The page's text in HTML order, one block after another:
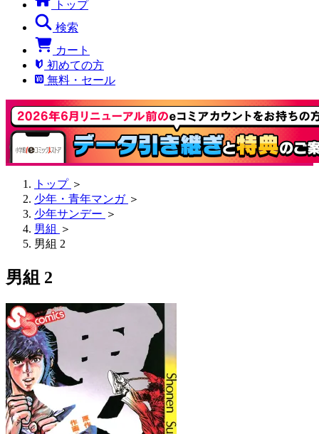
トップ
検索
カート
初めての方
無料・セール
トップ ＞
少年・青年マンガ ＞
少年サンデー ＞
男組 ＞
男組 2
男組 2